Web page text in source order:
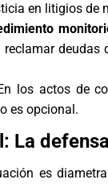
en litigios de
deudas
los actos de
es opcional.
La
es